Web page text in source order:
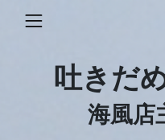
吐きだ
海風店